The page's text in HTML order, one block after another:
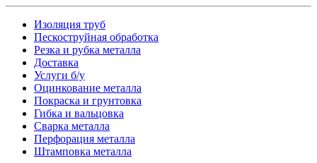
Изоляция труб
Пескоструйная обработка
Резка и рубка металла
Доставка
Услуги б/у
Оцинкование металла
Покраска и грунтовка
Гибка и вальцовка
Сварка металла
Перфорация металла
Штамповка металла